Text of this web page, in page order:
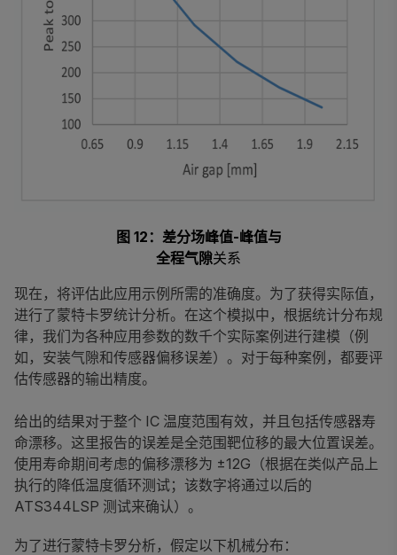
图 12：差分场峰值-峰值与
全程气隙关系
现在，将评估此应用示例所需的准确度。为了获得实际值，
进行了蒙特卡罗统计分析。在这个模拟中，根据统计分布规
律，我们为各种应用参数的数千个实际案例进行建模（例
如，安装气隙和传感器偏移误差）。对于每种案例，都要评
估传感器的输出精度。
给出的结果对于整个 IC 温度范围有效，并且包括传感器寿
命漂移。这里报告的误差是全范围靶位移的最大位置误差。
使用寿命期间考虑的偏移漂移为 ±12G（根据在类似产品上
执行的降低温度循环测试；该数字将通过以后的
ATS344LSP 测试来确认）。
为了进行蒙特卡罗分析，假定以下机械分布：